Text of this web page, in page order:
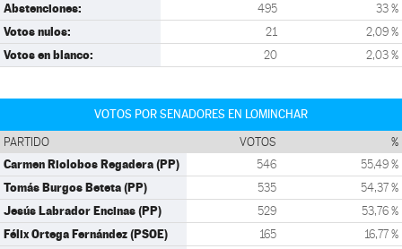
Abstenciones: 495 33 %
Votos nulos: 21 2,09 %
Votos en blanco: 20 2,03 %
VOTOS POR SENADORES EN LOMINCHAR
PARTIDO VOTOS %
Carmen Riolobos Regadera (PP) 546 55,49 %
Tomás Burgos Beteta (PP) 535 54,37 %
Jesús Labrador Encinas (PP) 529 53,76 %
Félix Ortega Fernández (PSOE) 165 16,77 %